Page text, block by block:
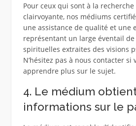
Pour ceux qui sont à la recherche
clairvoyante, nos médiums
une assistance de qualité et une
représentant un large éventail de
spirituelles extraites des visions
N’hésitez pas à nous contacter si
apprendre plus sur le sujet.
4. Le médium
informations sur le